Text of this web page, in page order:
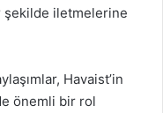
şekilde iletmelerine
Havaist’in
önemli bir rol